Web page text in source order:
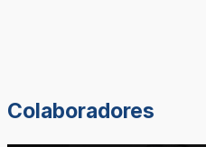
Colaboradores